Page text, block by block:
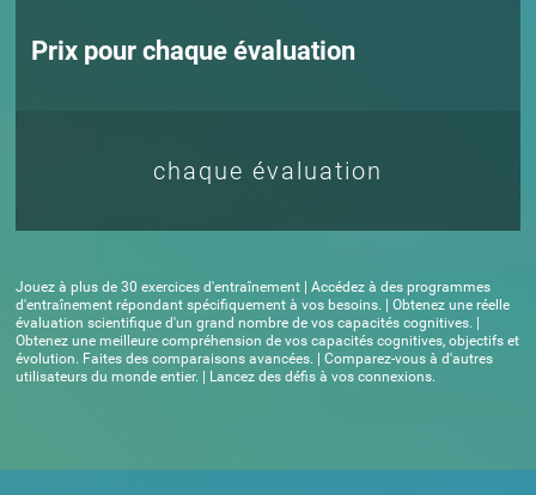
Prix pour chaque évaluation
chaque évaluation
Jouez à plus de 30 exercices d'entraînement | Accédez à des programmes
d'entraînement répondant spécifiquement à vos besoins. | Obtenez une réelle
évaluation scientifique d'un grand nombre de vos capacités cognitives. |
Obtenez une meilleure compréhension de vos capacités cognitives, objectifs et
évolution. Faites des comparaisons avancées. | Comparez-vous à d'autres
utilisateurs du monde entier. | Lancez des défis à vos connexions.